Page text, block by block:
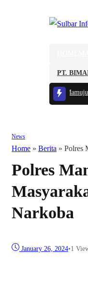
PT.
Kodim 1418/Mamuju
News
Home » Berita » Polres
Polres
Narkoba
January 26, 2024•1